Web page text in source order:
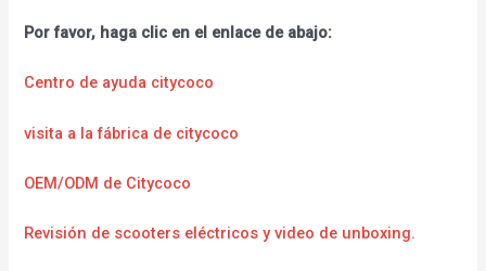
Por favor, haga clic en el enlace de abajo:
Centro de ayuda citycoco
visita a la fábrica de citycoco
OEM/ODM de Citycoco
Revisión de scooters eléctricos y video de unboxing.